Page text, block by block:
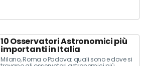
10 Osservatori Astronomici più
importanti in Italia
Milano, Roma o Padova: quali sono e dove si